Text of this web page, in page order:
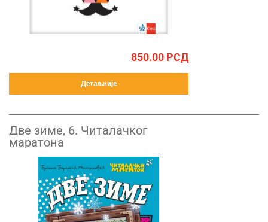
850.00 РСД
Детаљније
Две зиме, 6. Читалачког
маратона